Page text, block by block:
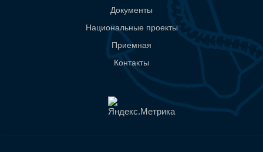
Документы
Национальные проекты
Приемная
Контакты